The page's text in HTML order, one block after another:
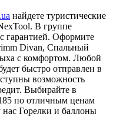
найдете туристические
В группе
гарантией. Оформите
Divan, Спальный
с комфортом. Любой
быстро отправлен в
возможность
Выбирайте в
по отличным ценам
Горелки и баллоны